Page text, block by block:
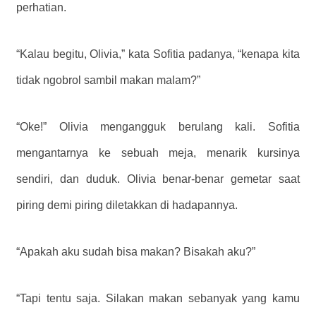
perhatian.
“Kalau begitu, Olivia,” kata Sofitia padanya, “kenapa kita
tidak ngobrol sambil makan malam?”
“Oke!” Olivia mengangguk berulang kali. Sofitia
mengantarnya ke sebuah meja, menarik kursinya
sendiri, dan duduk. Olivia benar-benar gemetar saat
piring demi piring diletakkan di hadapannya.
“Apakah aku sudah bisa makan? Bisakah aku?”
“Tapi tentu saja. Silakan makan sebanyak yang kamu